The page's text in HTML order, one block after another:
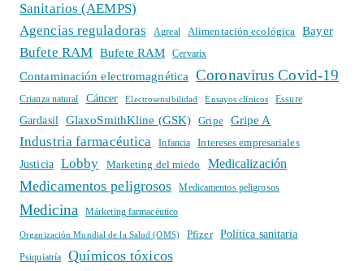
Sanitarios (AEMPS)
Agencias reguladoras
Agreal Alimentación ecológica Bayer
Bufete RAM Bufete RAM Cervarix
Contaminación electromagnética Coronavirus Covid-19
Crianza natural Cáncer Electrosensibilidad Ensayos clínicos Essure
Gardasil GlaxoSmithKline (GSK) Gripe Gripe A
Industria farmacéutica Infancia
Intereses empresariales
Justicia
Lobby Marketing del miedo Medicalización
Medicamentos peligrosos Medicamentos peligrosos
Medicina Márketing farmacéutico
Organización Mundial de la Salud (OMS) Pfizer Política sanitaria
Psiquiatría Químicos tóxicos